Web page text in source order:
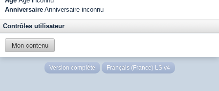
Anniversaire Anniversaire inconnu
Contrôles utilisateur
Mon contenu
Version complète Français (France) LS v4